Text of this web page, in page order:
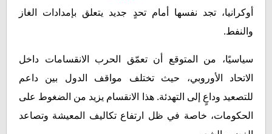
أوكرانيا، تجد نفسها أمام تحدٍ جديد يتعلق بإمدادات الغاز
والنفط.
سياسيًا، من المتوقع أن تعمّق الحرب الانقسامات داخل
الاتحاد الأوروبي، حيث تختلف مواقف الدول بين داعم
للتصعيد وداعٍ إلى التهدئة. هذا الانقسام يزيد من الضغوط على
الحكومات، خاصة في ظل ارتفاع تكاليف المعيشة وتصاعد